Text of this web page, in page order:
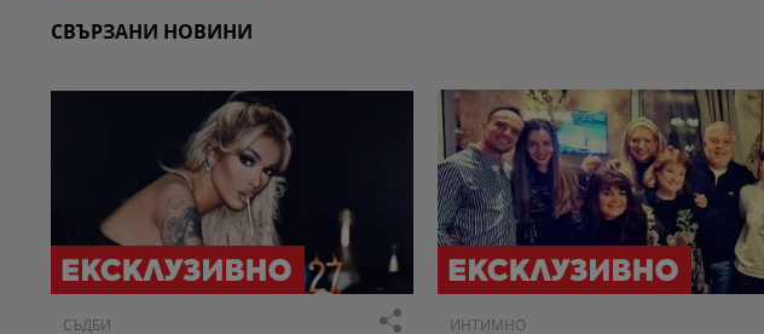
СВЪРЗАНИ НОВИНИ
СЪДБИ ИНТИМНО